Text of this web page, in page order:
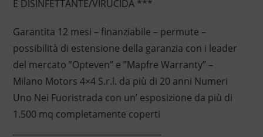
E DISINFETTANTE/VIRUCIDA ***
Garantita 12 mesi – finanziabile – permute –
possibilità di estensione della garanzia con i leader
del mercato ”Opteven” e ”Mapfre Warranty” –
Milano Motors 4×4 S.r.l. da più di 20 anni Numeri
Uno Nei Fuoristrada con un’ esposizione da più di
1.500 mq completamente coperti